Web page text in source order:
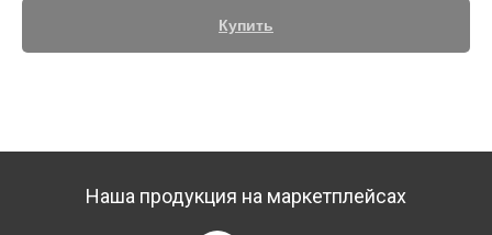
Купить
Наша продукция на маркетплейсах